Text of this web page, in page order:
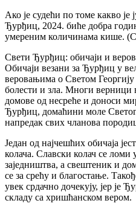
Ако је судећи по томе какво
Ђурђиц, 2024. биће добра
умереним количинама кише.
Свети Ђурђиц: обичаји и
Обичаји везани за Ђурђиц у
веровањима о Светом
болести и зла. Многи верници
домове од несреће и доноси
Ђурђиц, домаћини моле Светог
напредак свих чланова
Један од најчешћих обичаја
колача. Славски колач се ломи
заједништва, а свештеник и
се за срећу и благостање.
увек срдачно дочекују, јер је
складу са хришћанском вером.